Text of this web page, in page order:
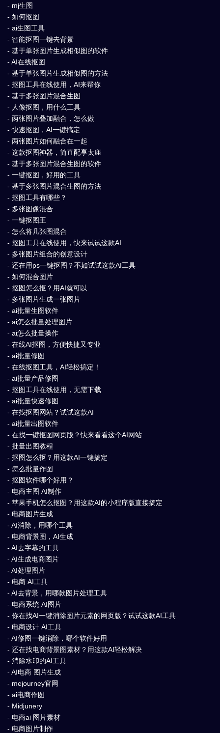
- mj生图
- 如何抠图
- ai生图工具
- 智能抠图一键去背景
- 基于单张图片生成相似图的软件
- AI在线抠图
- 基于单张图片生成相似图的方法
- 抠图工具在线使用，AI来帮你
- 基于多张图片混合生图
- 人像抠图，用什么工具
- 两张图片叠加融合，怎么做
- 快速抠图，AI一键搞定
- 两张图片如何融合在一起
- 这款抠图神器，简直配享太庙
- 基于多张图片混合生图的软件
- 一键抠图，好用的工具
- 基于多张图片混合生图的方法
- 抠图工具有哪些？
- 多张图像混合
- 一键抠图王
- 怎么将几张图混合
- 抠图工具在线使用，快来试试这款AI
- 多张图片组合的创意设计
- 还在用ps一键抠图？不如试试这款AI工具
- 如何混合图片
- 抠图怎么抠？用AI就可以
- 多张图片生成一张图片
- ai批量生图软件
- ai怎么批量处理图片
- ai怎么批量操作
- 在线AI抠图，方便快捷又专业
- ai批量修图
- 在线抠图工具，AI轻松搞定！
- ai批量产品修图
- 抠图工具在线使用，无需下载
- ai批量快速修图
- 在找抠图网站？试试这款AI
- ai批量出图软件
- 在找一键抠图网页版？快来看看这个AI网站
- 批量出图教程
- 抠图怎么抠？用这款AI一键搞定
- 怎么批量作图
- 抠图软件哪个好用？
- 电商主图 AI制作
- 苹果手机怎么抠图？用这款AI的小程序版直接搞定
- 电商图片生成
- AI消除，用哪个工具
- 电商背景图，AI生成
- AI去字幕的工具
- AI生成电商图片
- AI处理图片
- 电商 AI工具
- AI去背景，用哪款图片处理工具
- 电商系统 AI图片
- 你在找AI一键消除图片元素的网页版？试试这款AI工具
- 电商设计 AI工具
- AI修图一键消除，哪个软件好用
- 还在找电商背景图素材？用这款AI轻松解决
- 消除水印的AI工具
- AI电商 图片生成
- mejourney官网
- ai电商作图
- Midjunery
- 电商ai 图片素材
- 电商图片制作